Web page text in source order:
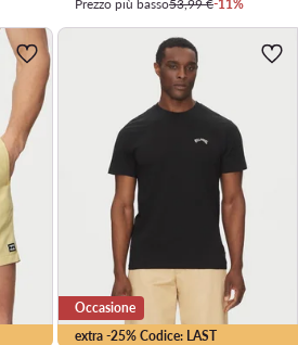
Prezzo più basso53,99 €-11%
extra -25% Codice: LAST
Occasione